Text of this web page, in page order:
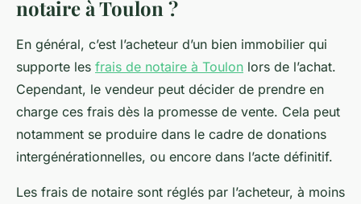
notaire à Toulon ?
En général, c’est l’acheteur d’un bien immobilier qui
supporte les frais de notaire à Toulon lors de l’achat.
Cependant, le vendeur peut décider de prendre en
charge ces frais dès la promesse de vente. Cela peut
notamment se produire dans le cadre de donations
intergénérationnelles, ou encore dans l’acte définitif.
Les frais de notaire sont réglés par l’acheteur, à moins